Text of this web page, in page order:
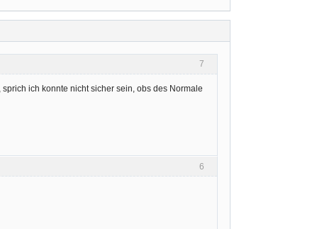
7
ich konnte nicht sicher sein, obs des Normale
6